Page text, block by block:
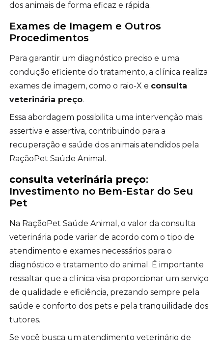
dos animais de forma eficaz e rápida.
Exames de Imagem e Outros
Procedimentos
Para garantir um diagnóstico preciso e uma
condução eficiente do tratamento, a clínica realiza
exames de imagem, como o raio-X e consulta
veterinária preço.
Essa abordagem possibilita uma intervenção mais
assertiva e assertiva, contribuindo para a
recuperação e saúde dos animais atendidos pela
RaçãoPet Saúde Animal.
consulta veterinária preço:
Investimento no Bem-Estar do Seu
Pet
Na RaçãoPet Saúde Animal, o valor da consulta
veterinária pode variar de acordo com o tipo de
atendimento e exames necessários para o
diagnóstico e tratamento do animal. É importante
ressaltar que a clínica visa proporcionar um serviço
de qualidade e eficiência, prezando sempre pela
saúde e conforto dos pets e pela tranquilidade dos
tutores.
Se você busca um atendimento veterinário de